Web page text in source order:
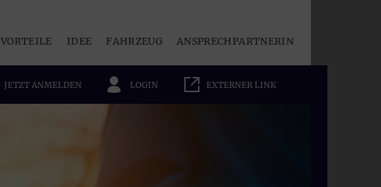
VORTEILE IDEE FAHRZEUG ANSPRECHPARTNERIN
JETZT ANMELDEN LOGIN EXTERNER LINK